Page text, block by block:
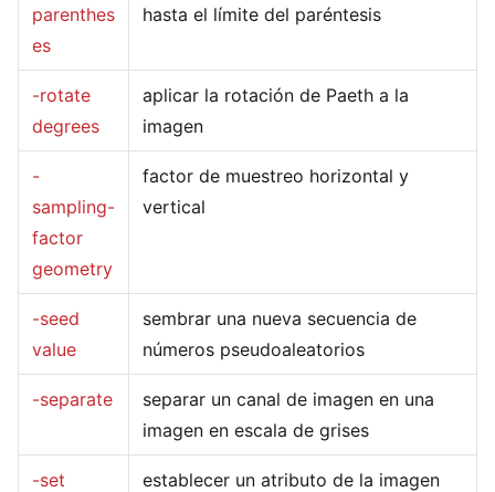
parenthes
es
hasta el límite del paréntesis
-rotate
degrees
aplicar la rotación de Paeth a la
imagen
-
sampling-
factor
geometry
factor de muestreo horizontal y
vertical
-seed
value
sembrar una nueva secuencia de
números pseudoaleatorios
-separate
separar un canal de imagen en una
imagen en escala de grises
-set
establecer un atributo de la imagen